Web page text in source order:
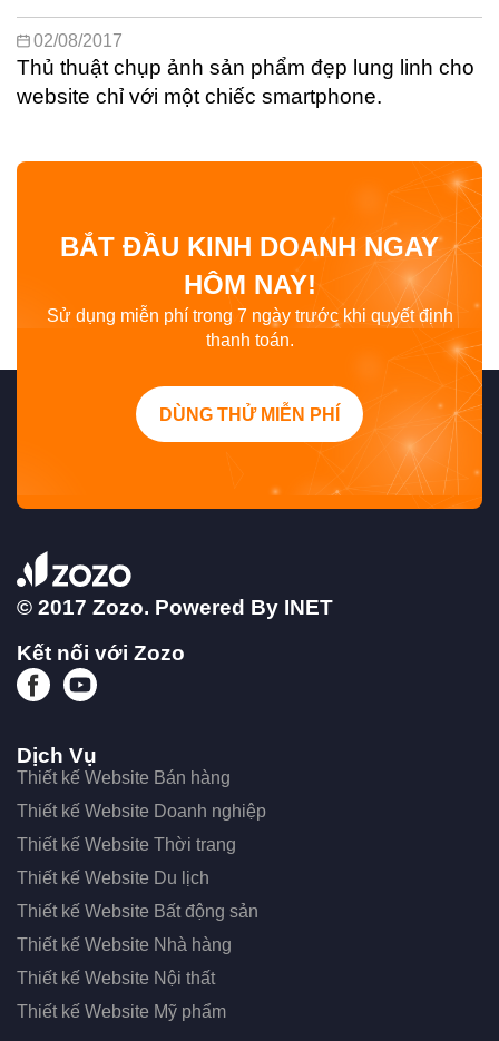
02/08/2017
Thủ thuật chụp ảnh sản phẩm đẹp lung linh cho
website chỉ với một chiếc smartphone.
BẮT ĐẦU KINH DOANH NGAY
HÔM NAY!
Sử dụng miễn phí trong 7 ngày trước khi quyết định
thanh toán.
DÙNG THỬ MIỄN PHÍ
© 2017 Zozo. Powered By INET
Kết nối với Zozo
Dịch Vụ
Thiết kế Website Bán hàng
Thiết kế Website Doanh nghiệp
Thiết kế Website Thời trang
Thiết kế Website Du lịch
Thiết kế Website Bất động sản
Thiết kế Website Nhà hàng
Thiết kế Website Nội thất
Thiết kế Website Mỹ phẩm